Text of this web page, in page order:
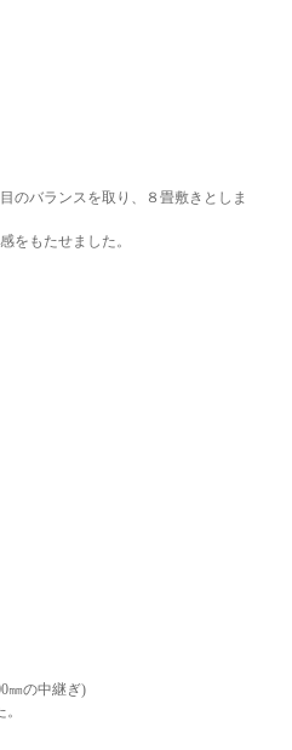
のバランスを取り、８畳敷きとしま
をもたせました。
㎜の中継ぎ)